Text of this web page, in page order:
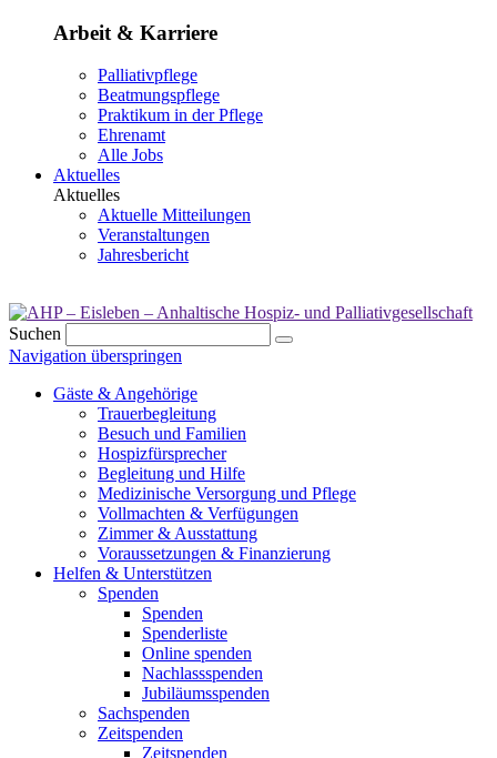
Arbeit & Karriere
Palliativpflege
Beatmungspflege
Praktikum in der Pflege
Ehrenamt
Alle Jobs
Aktuelles
Aktuelles
Aktuelle Mitteilungen
Veranstaltungen
Jahresbericht
Suchen
Navigation überspringen
Gäste & Angehörige
Trauerbegleitung
Besuch und Familien
Hospizfürsprecher
Begleitung und Hilfe
Medizinische Versorgung und Pflege
Vollmachten & Verfügungen
Zimmer & Ausstattung
Voraussetzungen & Finanzierung
Helfen & Unterstützen
Spenden
Spenden
Spenderliste
Online spenden
Nachlassspenden
Jubiläumsspenden
Sachspenden
Zeitspenden
Zeitspenden